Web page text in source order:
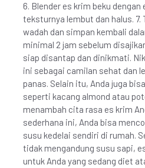
6. Blender es krim beku dengan
teksturnya lembut dan halus. 7.
wadah dan simpan kembali
minimal 2 jam sebelum
siap disantap dan dinikmati.
ini sebagai camilan sehat dan
panas. Selain itu, Anda juga
seperti kacang almond atau
menambah cita rasa es krim
sederhana ini, Anda bisa
susu kedelai sendiri di rumah.
tidak mengandung susu sapi,
untuk Anda yang sedang diet